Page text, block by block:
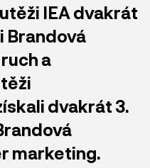
IEA dvakrát
Brandová
a
dvakrát 3.
marketing.